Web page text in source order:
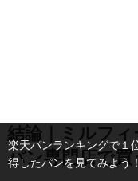
結論｜ミルフ
パン専門店で
楽天パンランキングで１
得したパンを見てみよう